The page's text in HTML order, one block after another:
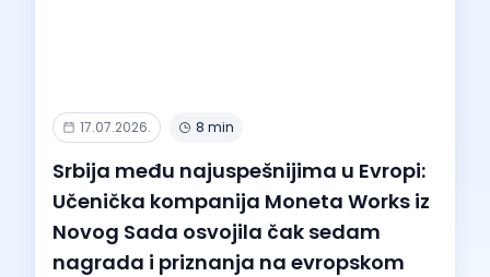
17.07.2026. 8 min
Srbija među najuspešnijima u Evropi:
Učenička kompanija Moneta Works iz
Novog Sada osvojila čak sedam
nagrada i priznanja na evropskom